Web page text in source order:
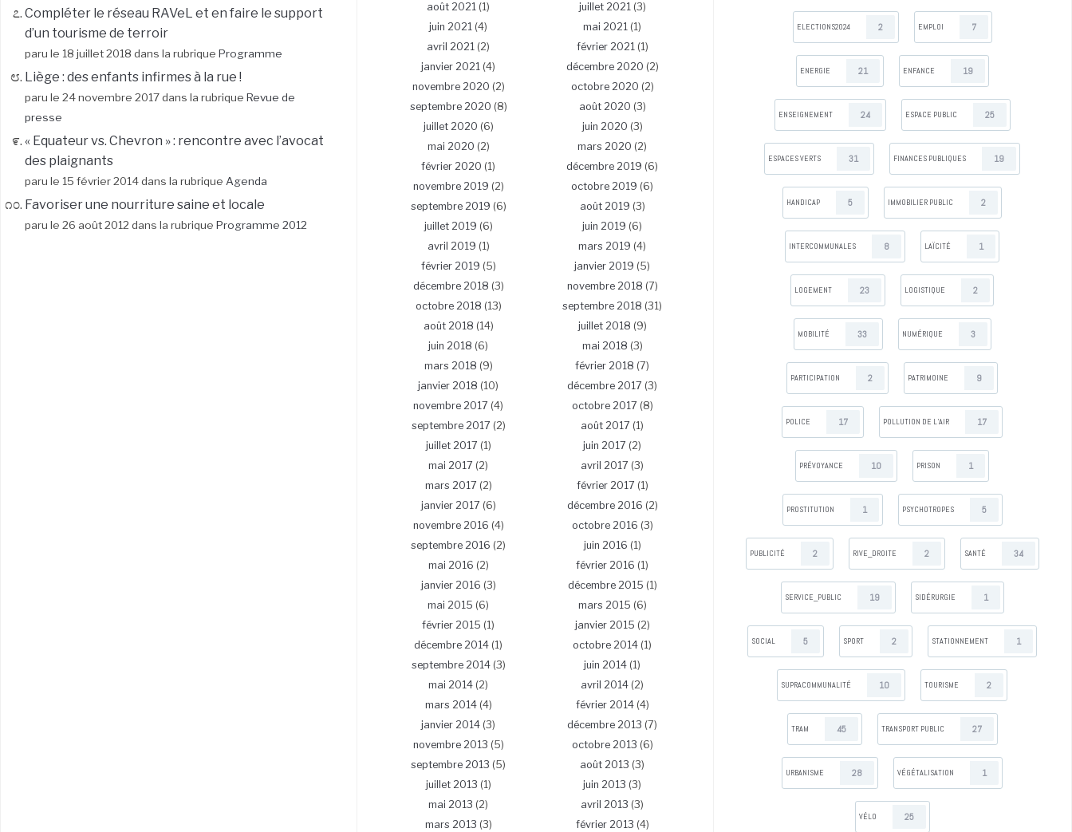
Compléter le réseau RAVeL et en faire le support
d’un tourisme de terroir
paru le 18 juillet 2018 dans la rubrique Programme
Liège : des enfants infirmes à la rue !
paru le 24 novembre 2017 dans la rubrique Revue de
presse
« Equateur vs. Chevron » : rencontre avec l’avocat
des plaignants
paru le 15 février 2014 dans la rubrique Agenda
Favoriser une nourriture saine et locale
paru le 26 août 2012 dans la rubrique Programme 2012
août 2021 (1) juillet 2021(3)
juin 2021 (4) mai 2021 (1)
avril 2021 (2) février 2021(1)
janvier 2021 (4) décembre 2020 (2)
novembre 2020 (2) octobre 2020 (2)
septembre 2020 (8) août 2020 (3)
juillet 2020 (6) juin 2020 (3)
mai 2020 (2) mars 2020 (2)
février 2020 (1) décembre 2019 (6)
novembre 2019 (2) octobre 2019 (6)
septembre 2019 (6) août 2019 (3)
juillet 2019 (6) juin 2019 (6)
avril 2019 (1) mars 2019 (4)
février 2019 (5) janvier 2019 (5)
décembre 2018 (3) novembre 2018 (7)
octobre 2018 (13) septembre 2018 (31)
août 2018 (14) juillet 2018 (9)
juin 2018 (6) mai 2018 (3)
mars 2018 (9) février 2018 (7)
janvier 2018 (10) décembre 2017 (3)
novembre 2017 (4) octobre 2017 (8)
septembre 2017 (2) août 2017 (1)
juillet 2017 (1) juin 2017 (2)
mai 2017 (2) avril 2017 (3)
mars 2017 (2) février 2017 (1)
janvier 2017 (6) décembre 2016 (2)
novembre 2016 (4) octobre 2016 (3)
septembre 2016 (2) juin 2016 (1)
mai 2016 (2) février 2016 (1)
janvier 2016 (3) décembre 2015 (1)
mai 2015 (6) mars 2015 (6)
février 2015 (1) janvier 2015 (2)
décembre 2014 (1) octobre 2014 (1)
septembre 2014(3) juin 2014 (1)
mai 2014 (2) avril 2014 (2)
mars 2014(4) février 2014(4)
janvier 2014 (3) décembre 2013 (7)
novembre 2013 (5) octobre 2013 (6)
septembre 2013 (5) août 2013 (3)
juillet 2013 (1) juin 2013 (3)
mai 2013 (2) avril 2013 (3)
mars 2013 (3) février 2013 (4)
ELECTIONS2024 2 EMPLOI 7
ENERGIE 21 ENFANCE 19
ENSEIGNEMENT 24 ESPACE PUBLIC 25
ESPACES VERTS 31 FINANCES PUBLIQUES 19
HANDICAP 5 IMMOBILIER PUBLIC 2
INTERCOMMUNALES 8 LAÏCITÉ 1
LOGEMENT 23 LOGISTIQUE 2
MOBILITÉ 33 NUMÉRIQUE 3
PARTICIPATION 2 PATRIMOINE 9
POLICE 17 POLLUTION DE L’AIR 17
PRÉVOYANCE 10 PRISON 1
PROSTITUTION 1 PSYCHOTROPES 5
PUBLICITÉ 2 RIVE_DROITE 2 SANTÉ 34
SERVICE_PUBLIC 19 SIDÉRURGIE 1
SOCIAL 5 SPORT 2 STATIONNEMENT 1
SUPRACOMMUNALITÉ 10 TOURISME 2
TRAM 45 TRANSPORT PUBLIC 27
URBANISME 28 VÉGÉTALISATION 1
VÉLO 25